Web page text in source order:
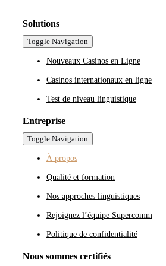
Solutions
Toggle Navigation
Nouveaux Casinos en Ligne
Casinos internationaux en ligne
Test de niveau linguistique
Entreprise
Toggle Navigation
À propos
Qualité et formation
Nos approches linguistiques
Rejoignez l’équipe Supercomm
Politique de confidentialité
Nous sommes certifiés